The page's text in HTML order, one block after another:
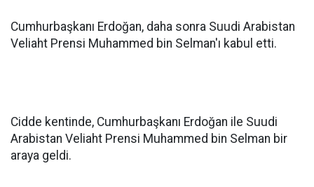
Cumhurbaşkanı Erdoğan, daha sonra Suudi Arabistan
Veliaht Prensi Muhammed bin Selman'ı kabul etti.
Cidde kentinde, Cumhurbaşkanı Erdoğan ile Suudi
Arabistan Veliaht Prensi Muhammed bin Selman bir
araya geldi.